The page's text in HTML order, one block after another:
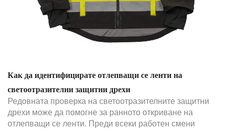
Как да идентифицирате отлепващи се ленти на
светоотразителни защитни дрехи
Редовната проверка на светоотразителните защитни
дрехи може да помогне за ранното откриване на
отлепващи се ленти. Преди всеки работен смени